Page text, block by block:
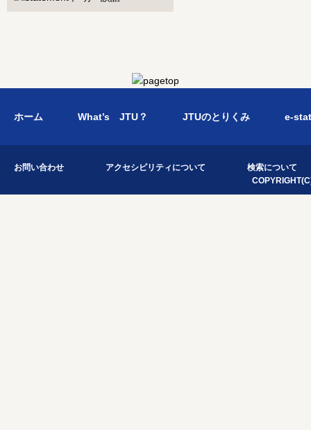
ホーム What’s JTU？ JTUのとりくみ e-
お問い合わせ アクセシビリティについて
検索について